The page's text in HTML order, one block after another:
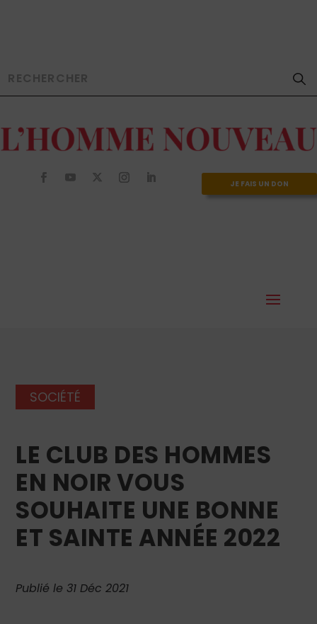
JE FAIS UN DON
SOCIÉTÉ
LE CLUB DES HOMMES
EN NOIR VOUS
SOUHAITE UNE BONNE
ET SAINTE ANNÉE 2022
Publié le 31 Déc 2021